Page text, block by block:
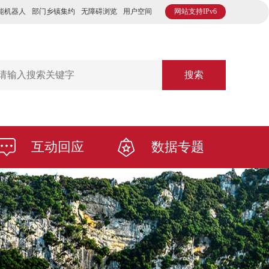
网站支持IPv6
机器人 部门乡镇集约 无障碍浏览 用户空间
搜索
互动回应 数据专题